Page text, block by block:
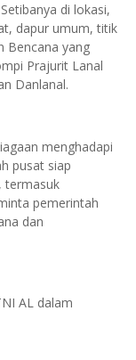
di lokasi,
dapur umum, titik
Bencana yang
Prajurit Lanal
Danlanal.
menghadapi
pusat siap
termasuk
pemerintah
dan
AL dalam